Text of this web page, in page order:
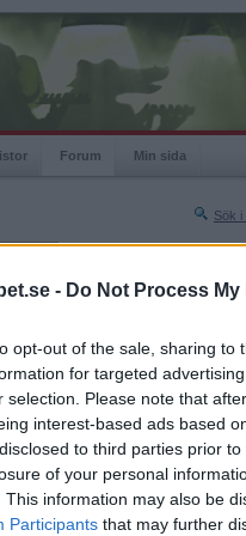
- Do Not Process
opt-out of the sale, sharing
for targeted
selection. Please note that
interest-based ads based
to third parties prior
of your personal
This information may also be
Participants that may further
Forum Min sida
Sök i
2022-01-
profilbild igår?